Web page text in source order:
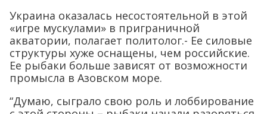
Украина оказалась несостоятельной в этой
«игре мускулами» в приграничной
акватории, полагает политолог.- Ее силовые
структуры хуже оснащены, чем российские.
Ее рыбаки больше зависят от возможности
промысла в Азовском море.
“Думаю, сыграло свою роль и лоббирование